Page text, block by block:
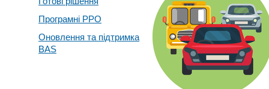
Програмні РРО
Оновлення та підтримка
BAS